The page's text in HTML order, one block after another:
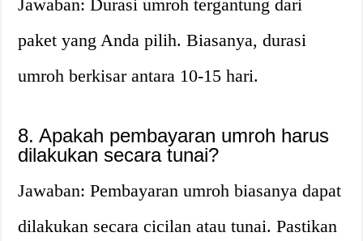
Jawaban: Durasi umroh tergantung dari
paket yang Anda pilih. Biasanya, durasi
umroh berkisar antara 10-15 hari.
8. Apakah pembayaran umroh harus
dilakukan secara tunai?
Jawaban: Pembayaran umroh biasanya dapat
dilakukan secara cicilan atau tunai. Pastikan